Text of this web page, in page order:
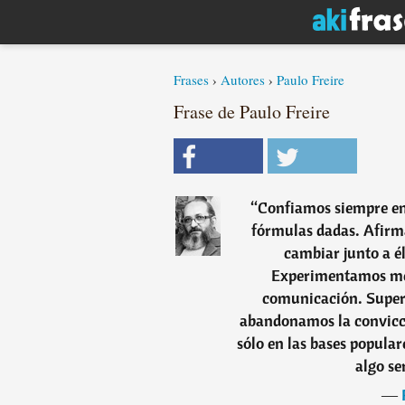
Frases › Autores › Paulo Freire
Frase de Paulo Freire
“Confiamos siempre
fórmulas dadas.
cambiar junto a
Experimentamos
comunicación.
abandonamos la
sólo en las bases
algo
―